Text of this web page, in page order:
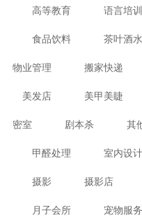
高等教育 语言培训
食品饮料 茶叶酒水
物业管理 搬家快递
美发店 美甲美睫
密室 剧本杀 其
甲醛处理 室内设计
摄影 摄影店
月子会所 宠物服务